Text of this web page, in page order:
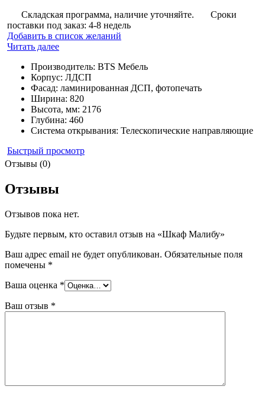
Складская программа, наличие уточняйте.
Сроки
поставки под заказ: 4-8 недель
Добавить в список желаний
Читать далее
Производитель: BTS Мебель
Корпус: ЛДСП
Фасад: ламинированная ДСП, фотопечать
Ширина: 820
Высота, мм: 2176
Глубина: 460
Система открывания: Телескопические направляющие
Быстрый просмотр
Отзывы (0)
Отзывы
Отзывов пока нет.
Будьте первым, кто оставил отзыв на «Шкаф Малибу»
Ваш адрес email не будет опубликован. Обязательные поля
помечены *
Ваша оценка *
Ваш отзыв *